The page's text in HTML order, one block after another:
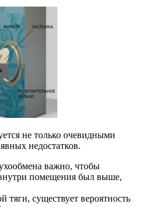
не только очевидными
недостатков.
важно, чтобы
помещения был выше,
тяги, существует вероятность